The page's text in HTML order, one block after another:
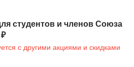
студентов и членов Союза
с другими акциями и скидками